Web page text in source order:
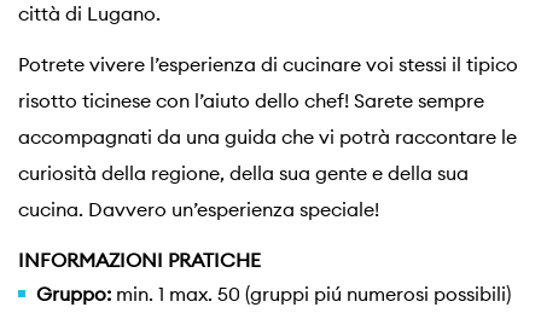
città di Lugano.
Potrete vivere l’esperienza di cucinare voi stessi il tipico
risotto ticinese con l’aiuto dello chef! Sarete sempre
accompagnati da una guida che vi potrà raccontare le
curiosità della regione, della sua gente e della sua
cucina. Davvero un’esperienza speciale!
INFORMAZIONI PRATICHE
Gruppo: min. 1 max. 50 (gruppi piú numerosi possibili)